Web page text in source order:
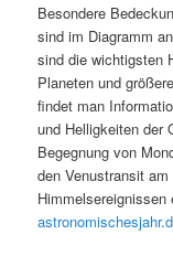
Besondere
sind im Diagramm
sind die wichtigsten
Planeten und
findet man
und Helligkeiten der
Begegnung von
den Venustransit